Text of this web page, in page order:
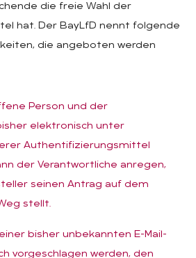
die freie Wahl der
hat. Der BayLfD nennt folgende
die angeboten werden
Person und der
elektronisch unter
Authentifizierungsmittel
der Verantwortliche anregen,
seinen Antrag auf dem
stellt.
bisher unbekannten E-Mail-
vorgeschlagen werden, den